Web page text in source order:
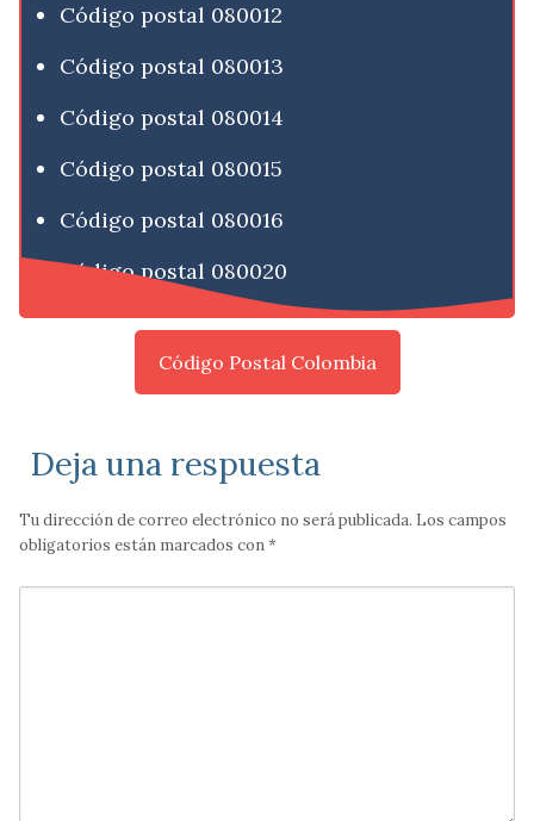
Código postal 080012
Código postal 080013
Código postal 080014
Código postal 080015
Código postal 080016
Código postal 080020
Código Postal Colombia
Deja una respuesta
Tu dirección de correo electrónico no será publicada. Los campos
obligatorios están marcados con*